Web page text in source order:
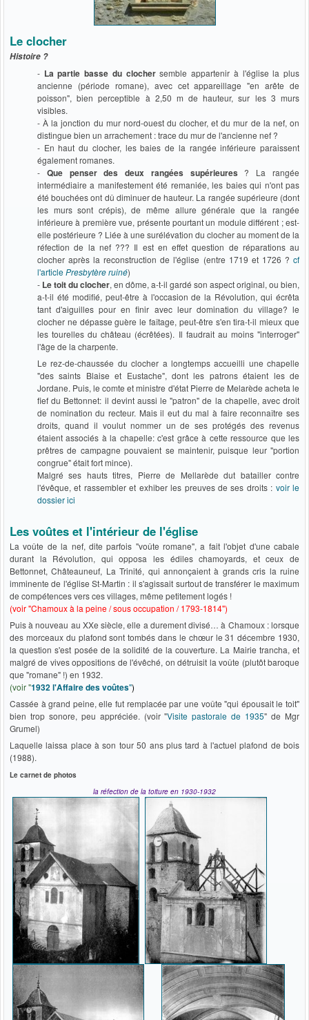
Le clocher
Histoire ?
- La partie basse du clochersemble appartenir à l'église la plus
ancienne (période romane), avec cet appareillage "en arête de
poisson", bien perceptible à 2,50 m de hauteur, sur les 3 murs
visibles.
- À la jonction du mur nord-ouest du clocher, et du mur de la nef, on
distingue bien un arrachement : trace du mur de l'ancienne nef ?
- En haut du clocher, les baies de la rangée inférieure paraissent
également romanes.
- Que penser des deux rangées supérieures ? La rangée
intermédiaire a manifestement été remaniée, les baies qui n'ont pas
été bouchées ont dû diminuer de hauteur. La rangée supérieure (dont
les murs sont crépis), de même allure générale que la rangée
inférieure à première vue, présente pourtant un module différent ; est-
elle postérieure ? Liée à une surélévation du clocher au moment de la
réfection de la nef ??? Il est en effet question de réparations au
clocher après la reconstruction de l'église (entre 1719 et 1726 ? cf
l'articlePresbytère ruiné)
- Le toit du clocher, en dôme, a-t-il gardé son aspect original, ou bien,
a-t-il été modifié, peut-être à l'occasion de la Révolution, qui écrêta
tant d'aiguilles pour en finir avec leur domination du village? le
clocher ne dépasse guère le faîtage, peut-être s'en tira-t-il mieux que
les tourelles du château (écrêtées). Il faudrait au moins "interroger"
l'âge de la charpente.
Le rez-de-chaussée du clocher a longtemps accueilli une chapelle
"des saints Blaise et Eustache", dont les patrons étaient les de
Jordane. Puis, le comte et ministre d'état Pierre de Melarède acheta le
fief du Bettonnet: il devint aussi le "patron" de la chapelle, avec droit
de nomination du recteur. Mais il eut du mal à faire reconnaître ses
droits, quand il voulut nommer un de ses protégés des revenus
étaient associés à la chapelle: c'est grâce à cette ressource que les
prêtres de campagne pouvaient se maintenir, puisque leur "portion
congrue" était fort mince).
Malgré ses hauts titres, Pierre de Mellarède dut batailler contre
l'évêque, et rassembler et exhiber les preuves de ses droits : voir le
dossier ici
Les voûtes et l'intérieur de l'église
La voûte de la nef, dite parfois "voûte romane", a fait l'objet d'une cabale
durant la Révolution, qui opposa les édiles chamoyards, et ceux de
Bettonnet, Châteauneuf, La Trinité, qui annonçaient à grands cris la ruine
imminente de l'église St-Martin : il s'agissait surtout de transférer le maximum
de compétences vers ces villages, même petitement logés !
(voir "Chamoux à la peine / sous occupation / 1793-1814")
Puis à nouveau au XXe siècle, elle a durement divisé… à Chamoux : lorsque
des morceaux du plafond sont tombés dans le chœur le 31 décembre 1930,
la question s'est posée de la solidité de la couverture. La Mairie trancha, et
malgré de vives oppositions de l'évêché, on détruisit la voûte (plutôt baroque
que "romane" !) en 1932.
(voir "1932 l'Affaire des voûtes")
Cassée à grand peine, elle fut remplacée par une voûte "qui épousait le toit"
bien trop sonore, peu appréciée. (voir "Visite pastorale de 1935" de Mgr
Grumel)
Laquelle laissa place à son tour 50 ans plus tard à l'actuel plafond de bois
(1988).
Le carnet de photos
la réfection de la toiture en 1930-1932